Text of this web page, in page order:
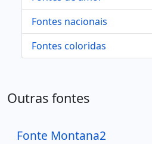
Fontes nacionais
Fontes coloridas
Outras fontes
Fonte Montana2